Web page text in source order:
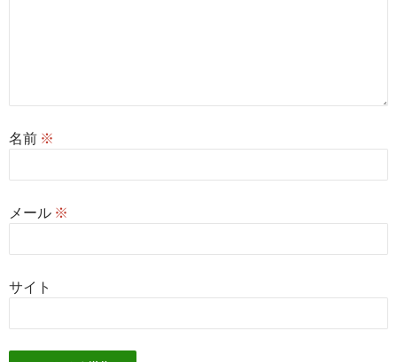
名前 ※
メール ※
サイト